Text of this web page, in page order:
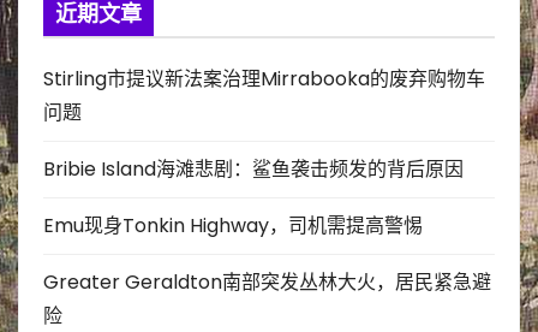
近期文章
Stirling市提议新法案治理Mirrabooka的废弃购物车
问题
Bribie Island海滩悲剧：鲨鱼袭击频发的背后原因
Emu现身Tonkin Highway，司机需提高警惕
Greater Geraldton南部突发丛林大火，居民紧急避
险